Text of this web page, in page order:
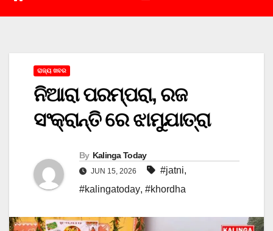
ରାଜ୍ୟ ଖବର
ନିଆରା ପରମ୍ପରା, ରଜ
ସଂକ୍ରାନ୍ତି ରେ ଝାମୁଯାତ୍ରା
By Kalinga Today
JUN 15, 2026 #jatni,
#kalingatoday, #khordha